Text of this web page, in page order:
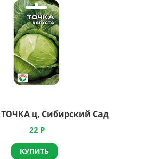
ТОЧКА ц, Сибирский Сад
22 Р
КУПИТЬ